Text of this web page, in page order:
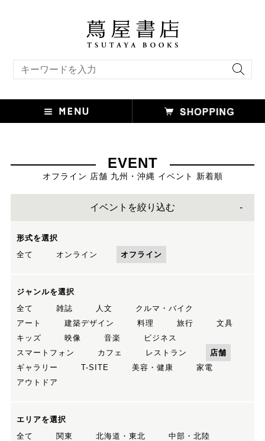
EVENT
オフライン 店舗 九州・沖縄 イベント 新着順
イベントを絞り込む
形式を選択
全て
オンライン オフライン
ジャンルを選択
全て
雑誌 人文
クルマ・バイク
アート
建築デザイン 料理 旅行
文具
キッズ
映像 音楽
ビジネス
スマートフォン
カフェ レストラン
店舗
ギャラリー
T-SITE 美容・健康
家電
アウトドア
エリアを選択
全て
関東 北海道・東北
中部・北陸